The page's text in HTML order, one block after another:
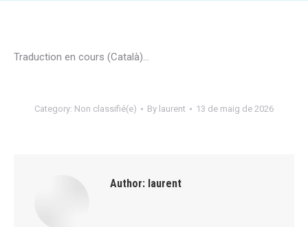
Traduction en cours (Català)…
Category: Non classifié(e) By laurent 13 de maig de 2026
Author: laurent